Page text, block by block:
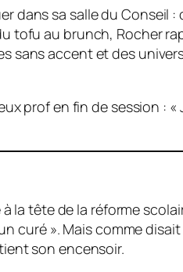
dans sa salle du Conseil :
tofu au brunch, Rocher
sans accent et des
prof en fin de session : «
la tête de la réforme
curé ». Mais comme
son encensoir.